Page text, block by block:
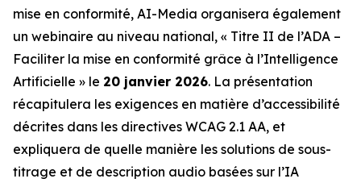
mise en conformité, AI-Media organisera également
un webinaire au niveau national, « Titre II de l’ADA –
Faciliter la mise en conformité grâce à l’Intelligence
Artificielle » le 20 janvier 2026. La présentation
récapitulera les exigences en matière d’accessibilité
décrites dans les directives WCAG 2.1 AA, et
expliquera de quelle manière les solutions de sous-
titrage et de description audio basées sur l’IA